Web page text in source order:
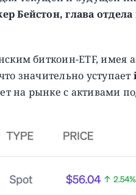
Бейстон, глава
биткоин-ETF, имея
значительно уступает
на рынке с активами